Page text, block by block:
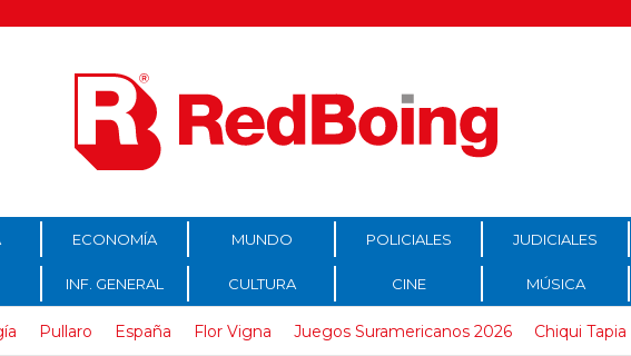
ECONOMÍA MUNDO POLICIALES JUDICIALES
INF. GENERAL CULTURA CINE MÚSICA
Pullaro España Flor Vigna Juegos Suramericanos 2026 Chiqui Tapia